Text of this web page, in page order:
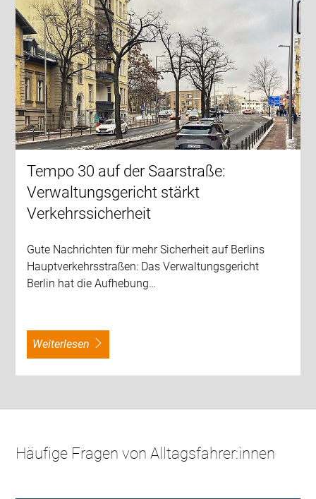
Tempo 30 auf der Saarstraße:
Verwaltungsgericht stärkt
Verkehrssicherheit
Gute Nachrichten für mehr Sicherheit auf Berlins
Hauptverkehrsstraßen: Das Verwaltungsgericht
Berlin hat die Aufhebung…
weiterlesen
Häufige Fragen von Alltagsfahrer:innen